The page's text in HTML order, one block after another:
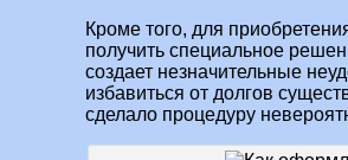
Кроме того, для
получить специальное
создает незначительные
избавиться от долгов
сделало процедуру